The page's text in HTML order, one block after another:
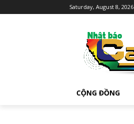
Saturday, August 8, 2026
CỘNG ĐỒNG